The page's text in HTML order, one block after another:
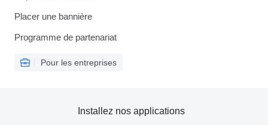
Placer une bannière
Programme de partenariat
Pour les entreprises
Installez nos applications